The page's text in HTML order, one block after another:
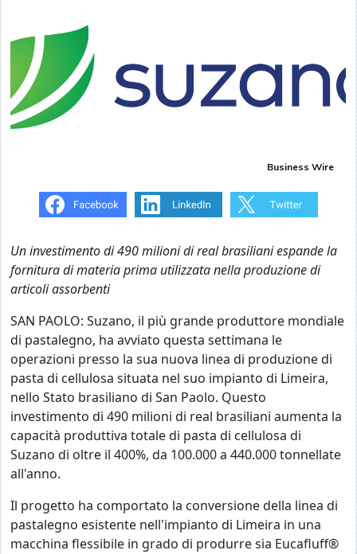
Business Wire
Un investimento di 490 milioni di real brasiliani espande la
fornitura di materia prima utilizzata nella produzione di
articoli assorbenti
SAN PAOLO: Suzano, il più grande produttore mondiale
di pastalegno, ha avviato questa settimana le
operazioni presso la sua nuova linea di produzione di
pasta di cellulosa situata nel suo impianto di Limeira,
nello Stato brasiliano di San Paolo. Questo
investimento di 490 milioni di real brasiliani aumenta la
capacità produttiva totale di pasta di cellulosa di
Suzano di oltre il 400%, da 100.000 a 440.000 tonnellate
all'anno.
Il progetto ha comportato la conversione della linea di
pastalegno esistente nell'impianto di Limeira in una
macchina flessibile in grado di produrre sia Eucafluff®